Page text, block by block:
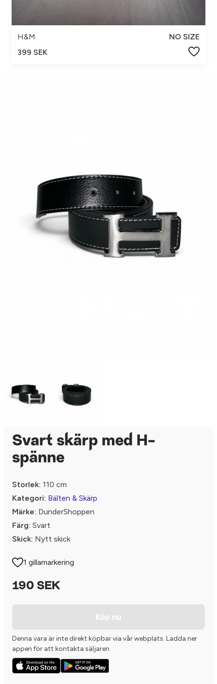
H&M
NO SIZE
399 SEK
Svart skärp med H-
spänne
Storlek: 110 cm
Kategori: Bälten & Skärp
Märke: DunderShoppen
Färg: Svart
Skick: Nytt skick
1 gillamarkering
190 SEK
Köp nu
Denna vara är inte direkt köpbar via vår webplats. Ladda ner
appen för att kontakta säljaren